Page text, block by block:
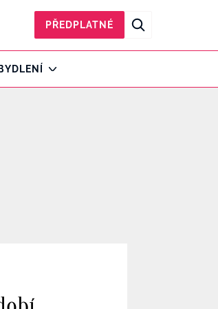
PŘEDPLATNÉ
BYDLENÍ